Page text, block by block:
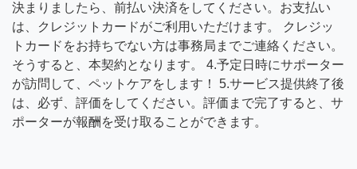
決まりましたら、前払い決済をしてください。お支払い
は、クレジットカードがご利用いただけます。 クレジッ
トカードをお持ちでない方は事務局までご連絡ください。
そうすると、本契約となります。 4.予定日時にサポーター
が訪問して、ペットケアをします！ 5.サービス提供終了後
は、必ず、評価をしてください。評価まで完了すると、サ
ポーターが報酬を受け取ることができます。